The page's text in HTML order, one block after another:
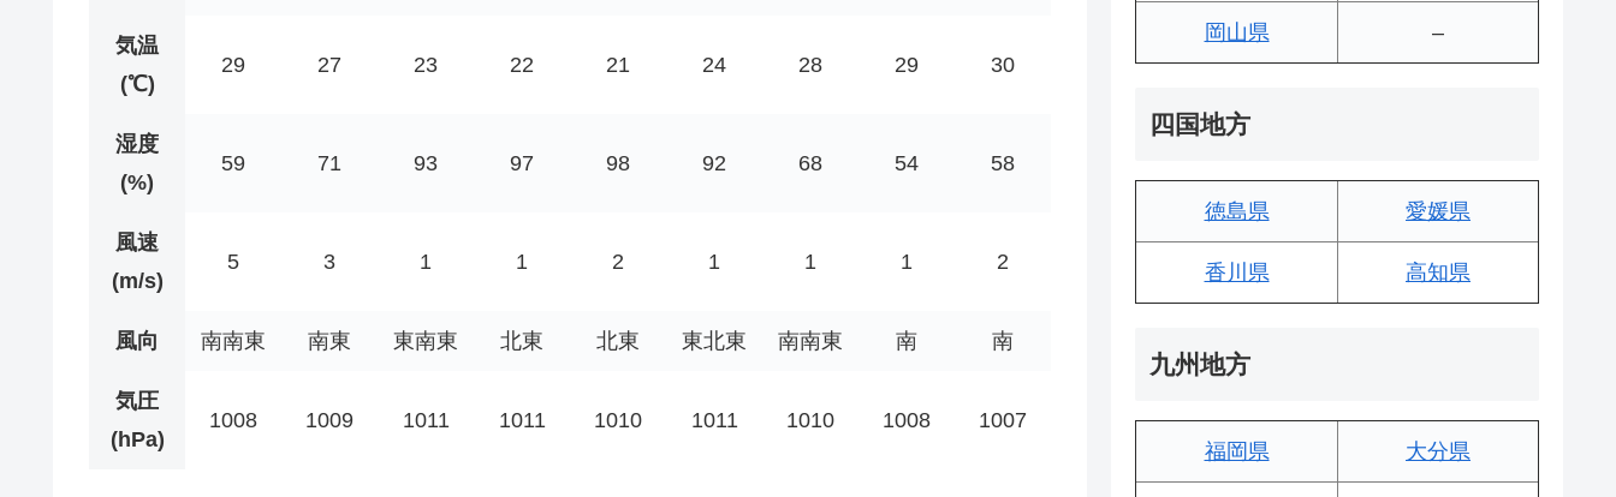
気温
(℃)
29 27 23 22 21 24 28 29 30
湿度
(%)
59 71 93 97 98 92 68 54 58
風速
(m/s)
5 3 1 1 2 1 1 1 2
風向 南南東 南東 東南東 北東 北東 東北東 南南東 南 南
気圧
(hPa)
1008 1009 1011 1011 1010 1011 1010 1008 1007
岡山県 –
四国地方
徳島県 愛媛県
香川県 高知県
九州地方
福岡県 大分県